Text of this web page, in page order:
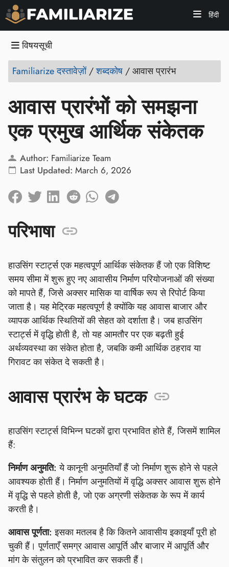
हिंदी
विषयसूची
Familiarize दस्तावेज़ों/शब्दकोष /आवास प्रारंभ
आवास प्रारंभों को समझना
एक प्रमुख आर्थिक संकेतक
Author: Familiarize Team
Last Updated: March 6, 2026
परिभाषा
हाउसिंग स्टार्ट्स एक महत्वपूर्ण आर्थिक संकेतक हैं जो एक विशिष्ट
समय सीमा में शुरू हुए नए आवासीय निर्माण परियोजनाओं की संख्या
को मापते हैं, जिसे अक्सर मासिक या वार्षिक रूप से रिपोर्ट किया
जाता है। यह मेट्रिक महत्वपूर्ण है क्योंकि यह आवास बाजार और
व्यापक आर्थिक स्थितियों की सेहत को दर्शाता है। जब हाउसिंग
स्टार्ट्स में वृद्धि होती है, तो यह आमतौर पर एक बढ़ती हुई
अर्थव्यवस्था का संकेत होता है, जबकि कमी आर्थिक ठहराव या
गिरावट का संकेत दे सकती है।
आवास प्रारंभ के घटक
हाउसिंग स्टार्ट्स विभिन्न घटकों द्वारा प्रभावित होते हैं, जिसमें शामिल
हैं:
निर्माण अनुमति: ये कानूनी अनुमतियाँ हैं जो निर्माण शुरू होने से पहले
आवश्यक होती हैं। निर्माण अनुमतियों में वृद्धि अक्सर आवास शुरू होने
में वृद्धि से पहले होती है, जो एक अग्रणी संकेतक के रूप में कार्य
करती है।
आवास पूर्णता: इसका मतलब है कि कितने आवासीय इकाइयाँ पूरी हो
चुकी हैं। पूर्णताएँ समग्र आवास आपूर्ति और बाजार में आपूर्ति और
मांग के संतुलन को प्रभावित कर सकती हैं।